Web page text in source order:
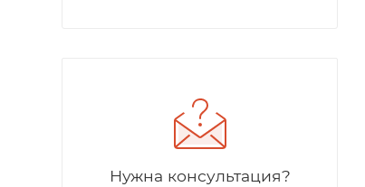
Нужна консультация?